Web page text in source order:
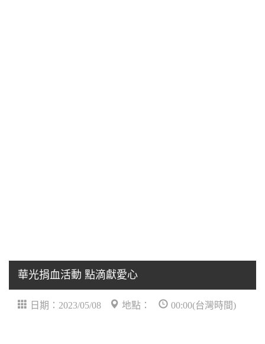
華光捐血活動 點滴獻愛心
日期：2023/05/08 地點： 00:00(台灣時間)